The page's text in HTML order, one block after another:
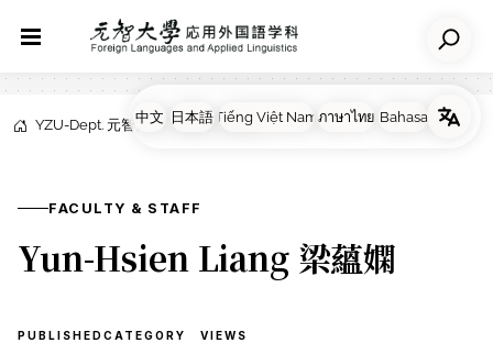
YZU-Dept. 元智大学応用外国語学科 NEWS Faculty & Staff
FACULTY & STAFF
Yun-Hsien Liang 梁蘊嫻
PUBLISHED CATEGORY VIEWS